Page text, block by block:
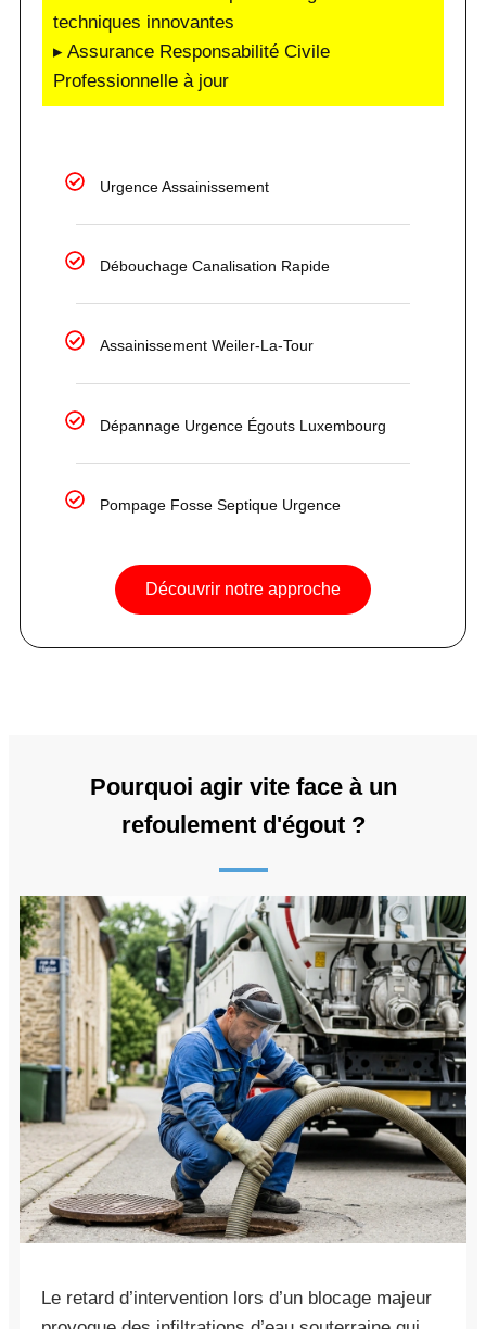
techniques innovantes
▸ Assurance Responsabilité Civile
Professionnelle à jour
Urgence Assainissement
Débouchage Canalisation Rapide
Assainissement Weiler-La-Tour
Dépannage Urgence Égouts Luxembourg
Pompage Fosse Septique Urgence
Découvrir notre approche
Pourquoi agir vite face à un
refoulement d'égout ?
Le retard d’intervention lors d’un blocage majeur